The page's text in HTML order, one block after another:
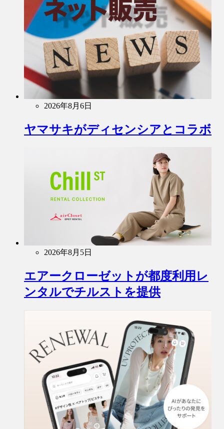
2026年8月6日
ヤマサキがディセンシアとコラボ
2026年8月5日
エアークローゼットが都度利用レ
ンタルでチルストを提供